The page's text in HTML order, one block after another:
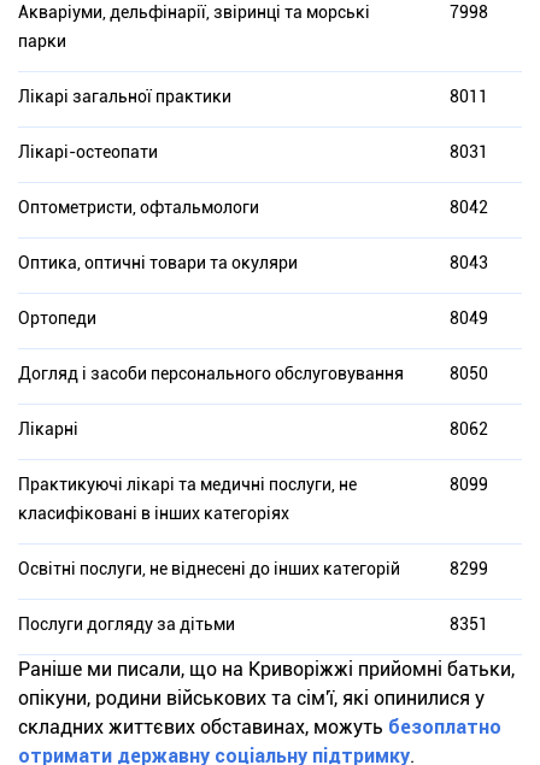
Акваріуми, дельфінарії, звіринці та морські
парки
7998
Лікарі загальної практики 8011
Лікарі-остеопати 8031
Оптометристи, офтальмологи 8042
Оптика, оптичні товари та окуляри 8043
Ортопеди 8049
Догляд і засоби персонального обслуговування 8050
Лікарні 8062
Практикуючі лікарі та медичні послуги, не
класифіковані в інших категоріях
8099
Освітні послуги, не віднесені до інших категорій 8299
Послуги догляду за дітьми 8351
Раніше ми писали, що на Криворіжжі прийомні батьки,
опікуни, родини військових та сім'ї, які опинилися у
складних життєвих обставинах, можуть безоплатно
отримати державну соціальну підтримку.